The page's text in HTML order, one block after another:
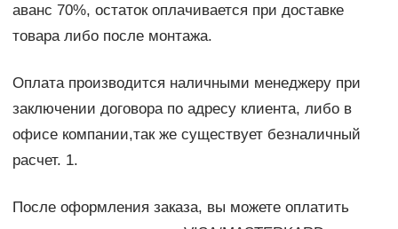
аванс 70%, остаток оплачивается при доставке
товара либо после монтажа.
Оплата производится наличными менеджеру при
заключении договора по адресу клиента, либо в
офисе компании,так же существует безналичный
расчет. 1.
После оформления заказа, вы можете оплатить